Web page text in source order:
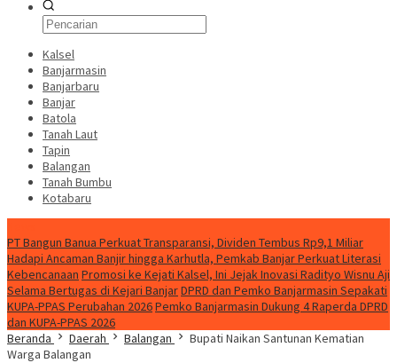
Kalsel
Banjarmasin
Banjarbaru
Banjar
Batola
Tanah Laut
Tapin
Balangan
Tanah Bumbu
Kotabaru
PT Bangun Banua Perkuat Transparansi, Dividen Tembus Rp9,1 Miliar
Hadapi Ancaman Banjir hingga Karhutla, Pemkab Banjar Perkuat Literasi
Kebencanaan Promosi ke Kejati Kalsel, Ini Jejak Inovasi Radityo Wisnu Aji
Selama Bertugas di Kejari BanjarDPRD dan Pemko Banjarmasin Sepakati
KUPA-PPAS Perubahan 2026Pemko Banjarmasin Dukung 4 Raperda DPRD
dan KUPA-PPAS 2026
Beranda
Daerah Balangan
Bupati Naikan Santunan Kematian
Warga Balangan